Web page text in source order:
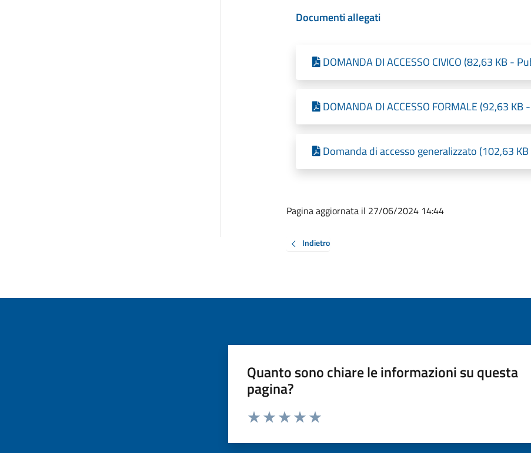
Documenti allegati
DOMANDA DI ACCESSO CIVICO (82,63 KB -
DOMANDA DI ACCESSO FORMALE (92,63
Domanda di accesso generalizzato (102,63
Pagina aggiornata il 27/06/2024 14:44
Indietro
Quanto sono chiare le informazioni su questa
pagina?
Valuta da 1 a 5 stelle la pagina